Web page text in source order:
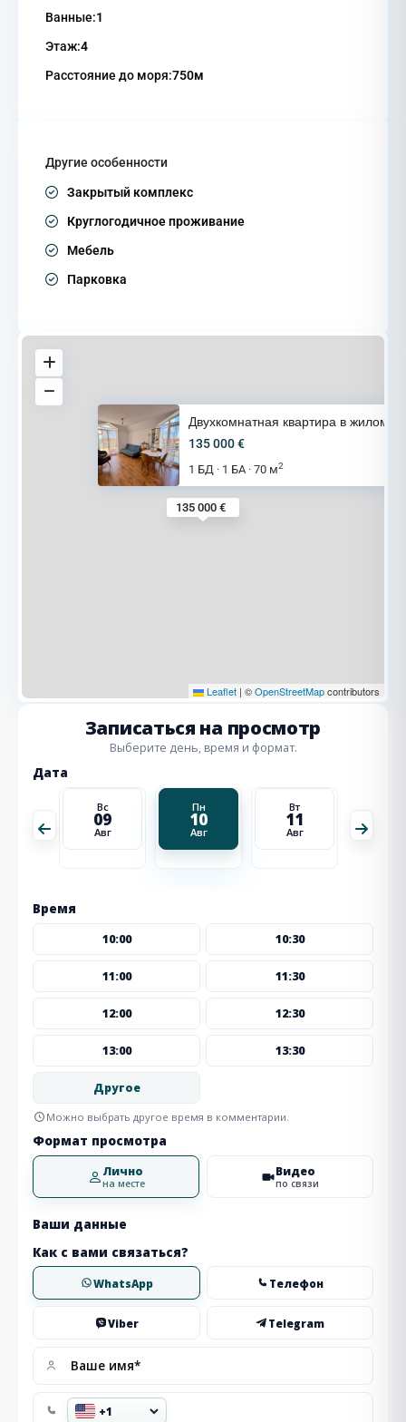
Ванные:1
Этаж:4
Расстояние до моря:750м
Другие особенности
Закрытый комплекс
Круглогодичное проживание
Мебель
Парковка
135 000 €
Двухкомнатная квартира в жилом
135 000 €
1 БД · 1 БА · 70 м2
Leaflet | ©OpenStreetMapcontributors
Записаться на просмотр
Выберите день, время и формат.
Дата
Вс
09
Авг
Пн
10
Авг
Вт
11
Авг
Время
10:00 10:30
11:00 11:30
12:00 12:30
13:00 13:30
Другое
Можно выбрать другое время в комментарии.
Формат просмотра
Лично
на месте
Видео
по связи
Ваши данные
Как с вами связаться?
WhatsApp Телефон
Viber Telegram